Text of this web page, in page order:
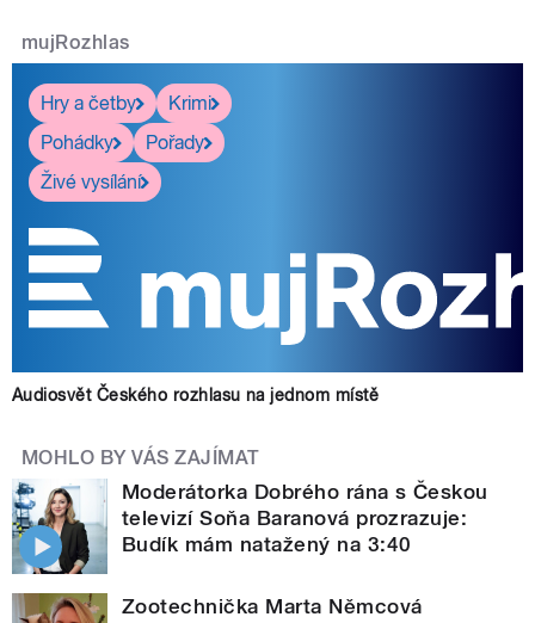
mujRozhlas
Hry a četby
Krimi
Pohádky
Pořady
Živé vysílání
Audiosvět Českého rozhlasu na jednom místě
MOHLO BY VÁS ZAJÍMAT
Moderátorka Dobrého rána s Českou
televizí Soňa Baranová prozrazuje:
Budík mám natažený na 3:40
Zootechnička Marta Němcová